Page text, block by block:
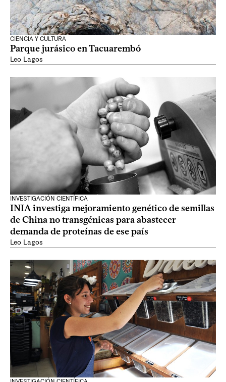
CIENCIA Y CULTURA
Parque jurásico en Tacuarembó
Leo Lagos
INVESTIGACIÓN CIENTÍFICA
INIA investiga mejoramiento genético de semillas
de China no transgénicas para abastecer
demanda de proteínas de ese país
Leo Lagos